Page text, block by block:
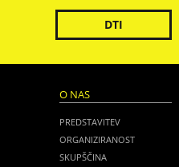
DTI
O NAS
PREDSTAVITEV
ORGANIZIRANOST
SKUPŠČINA